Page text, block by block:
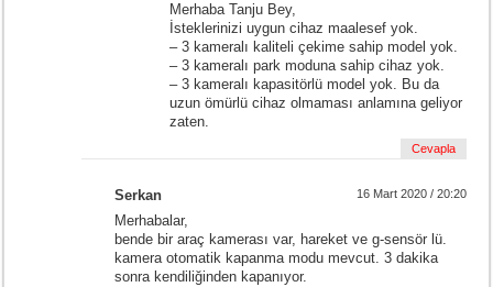
Merhaba Tanju Bey,
İsteklerinizi uygun cihaz maalesef yok.
– 3 kameralı kaliteli çekime sahip model yok.
– 3 kameralı park moduna sahip cihaz yok.
– 3 kameralı kapasitörlü model yok. Bu da
uzun ömürlü cihaz olmaması anlamına geliyor
zaten.
Cevapla
Serkan 16 Mart 2020 / 20:20
Merhabalar,
bende bir araç kamerası var, hareket ve g-sensör lü.
kamera otomatik kapanma modu mevcut. 3 dakika
sonra kendiliğinden kapanıyor.